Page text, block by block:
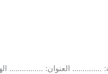
………….. العنوان: …………….